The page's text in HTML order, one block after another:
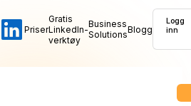
Priser
Gratis
LinkedIn-
verktøy
Business
SolutionsBlogg
Logg
inn